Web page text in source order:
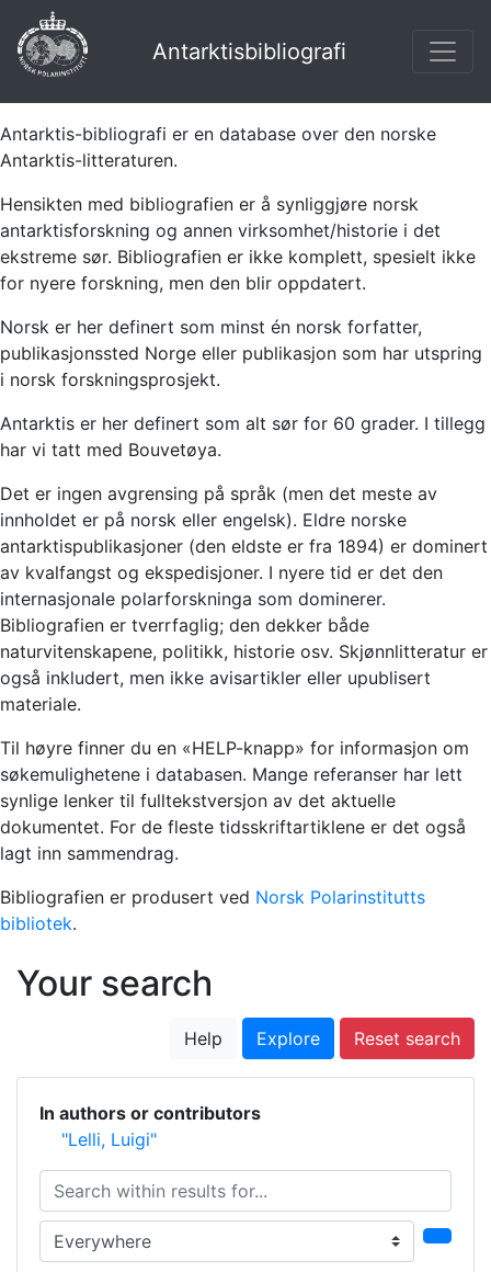
Antarktisbibliografi
Antarktis-bibliografi er en database over den norske
Antarktis-litteraturen.
Hensikten med bibliografien er å synliggjøre norsk
antarktisforskning og annen virksomhet/historie i det
ekstreme sør. Bibliografien er ikke komplett, spesielt ikke
for nyere forskning, men den blir oppdatert.
Norsk er her definert som minst én norsk forfatter,
publikasjonssted Norge eller publikasjon som har utspring
i norsk forskningsprosjekt.
Antarktis er her definert som alt sør for 60 grader. I tillegg
har vi tatt med Bouvetøya.
Det er ingen avgrensing på språk (men det meste av
innholdet er på norsk eller engelsk). Eldre norske
antarktispublikasjoner (den eldste er fra 1894) er dominert
av kvalfangst og ekspedisjoner. I nyere tid er det den
internasjonale polarforskninga som dominerer.
Bibliografien er tverrfaglig; den dekker både
naturvitenskapene, politikk, historie osv. Skjønnlitteratur er
også inkludert, men ikke avisartikler eller upublisert
materiale.
Til høyre finner du en «HELP-knapp» for informasjon om
søkemulighetene i databasen. Mange referanser har lett
synlige lenker til fulltekstversjon av det aktuelle
dokumentet. For de fleste tidsskriftartiklene er det også
lagt inn sammendrag.
Bibliografien er produsert ved Norsk Polarinstitutts
bibliotek.
Your search
Help Explore Reset search
In authors or contributors
"Lelli, Luigi"
Search within results for...
Search in...